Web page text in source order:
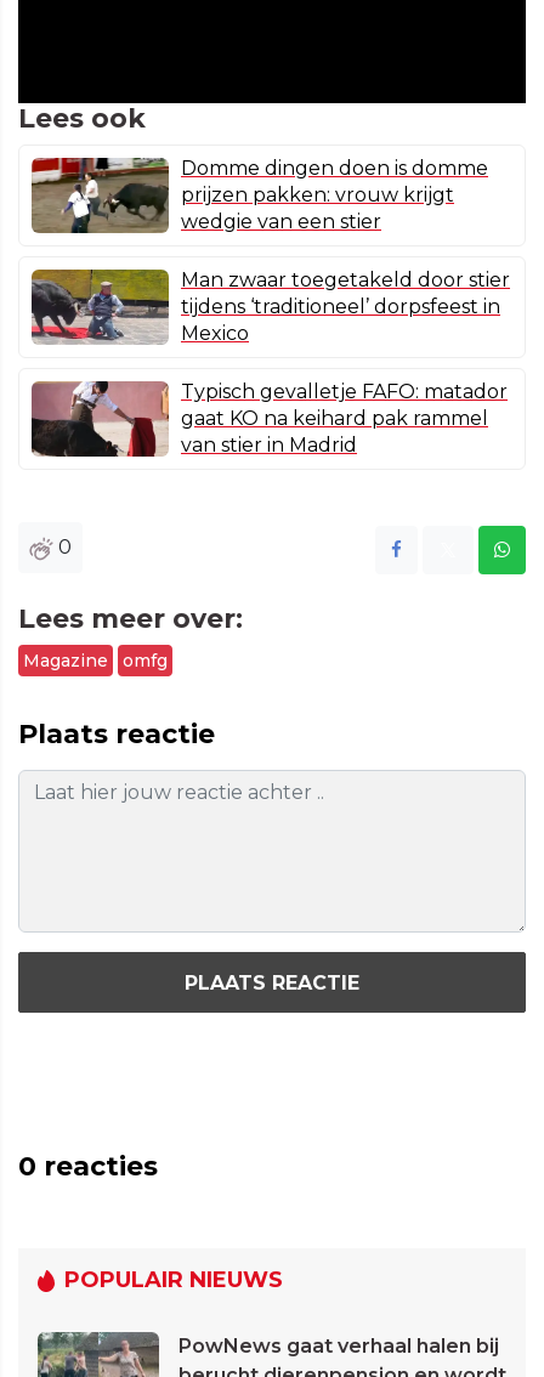
Lees ook
Domme dingen doen is domme
prijzen pakken: vrouw krijgt
wedgie van een stier
Man zwaar toegetakeld door stier
tijdens ‘traditioneel’ dorpsfeest in
Mexico
Typisch gevalletje FAFO: matador
gaat KO na keihard pak rammel
van stier in Madrid
0
Lees meer over:
Magazine omfg
Plaats reactie
PLAATS REACTIE
0 reacties
POPULAIR NIEUWS
PowNews gaat verhaal halen bij